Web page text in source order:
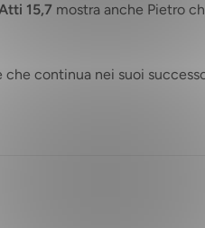
15,7 mostra anche Pietro
continua nei suoi